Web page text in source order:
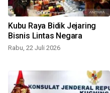
Kubu Raya Bidik Jejaring
Bisnis Lintas Negara
Rabu, 22 Juli 2026